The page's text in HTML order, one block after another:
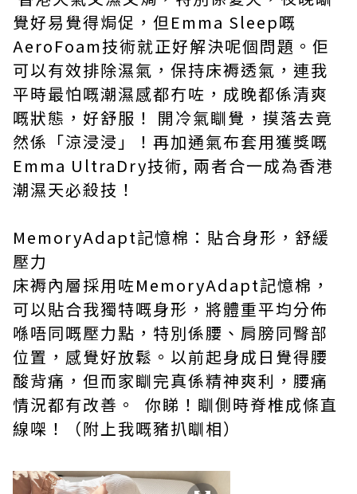
覺好易覺得焗促，但Emma Sleep嘅
AeroFoam技術就正好解決呢個問題。佢
可以有效排除濕氣，保持床褥透氣，連我
平時最怕嘅潮濕感都冇咗，成晚都係清爽
嘅狀態，好舒服！ 開冷氣瞓覺，摸落去竟
然係「涼浸浸」！再加通氣布套用獲獎嘅
Emma UltraDry技術, 兩者合一成為香港
潮濕天必殺技！
MemoryAdapt記憶棉：貼合身形，舒緩
壓力
床褥內層採用咗MemoryAdapt記憶棉，
可以貼合我獨特嘅身形，將體重平均分佈
喺唔同嘅壓力點，特別係腰、肩膀同臀部
位置，感覺好放鬆。以前起身成日覺得腰
酸背痛，但而家瞓完真係精神爽利，腰痛
情況都有改善。 你睇！瞓側時脊椎成條直
線㗎！（附上我嘅豬扒瞓相）